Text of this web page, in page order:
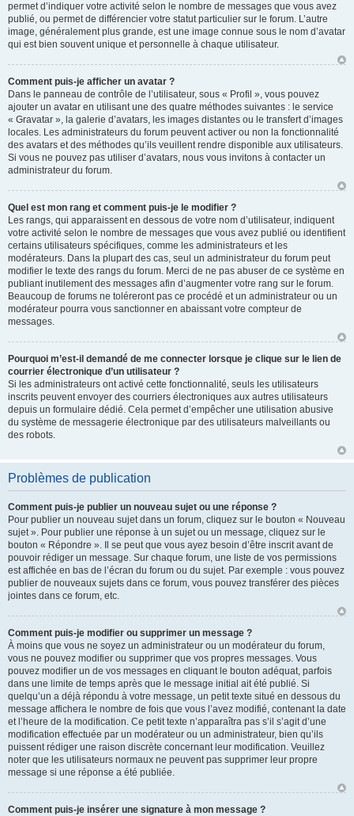
permet d’indiquer votre activité selon le nombre de messages que vous avez
publié, ou permet de différencier votre statut particulier sur le forum. L’autre
image, généralement plus grande, est une image connue sous le nom d’avatar
qui est bien souvent unique et personnelle à chaque utilisateur.
Comment puis-je afficher un avatar ?
Dans le panneau de contrôle de l’utilisateur, sous « Profil », vous pouvez
ajouter un avatar en utilisant une des quatre méthodes suivantes : le service
« Gravatar », la galerie d’avatars, les images distantes ou le transfert d’images
locales. Les administrateurs du forum peuvent activer ou non la fonctionnalité
des avatars et des méthodes qu’ils veuillent rendre disponible aux utilisateurs.
Si vous ne pouvez pas utiliser d’avatars, nous vous invitons à contacter un
administrateur du forum.
Quel est mon rang et comment puis-je le modifier ?
Les rangs, qui apparaissent en dessous de votre nom d’utilisateur, indiquent
votre activité selon le nombre de messages que vous avez publié ou identifient
certains utilisateurs spécifiques, comme les administrateurs et les
modérateurs. Dans la plupart des cas, seul un administrateur du forum peut
modifier le texte des rangs du forum. Merci de ne pas abuser de ce système en
publiant inutilement des messages afin d’augmenter votre rang sur le forum.
Beaucoup de forums ne toléreront pas ce procédé et un administrateur ou un
modérateur pourra vous sanctionner en abaissant votre compteur de
messages.
Pourquoi m’est-il demandé de me connecter lorsque je clique sur le lien de
courrier électronique d’un utilisateur ?
Si les administrateurs ont activé cette fonctionnalité, seuls les utilisateurs
inscrits peuvent envoyer des courriers électroniques aux autres utilisateurs
depuis un formulaire dédié. Cela permet d’empêcher une utilisation abusive
du système de messagerie électronique par des utilisateurs malveillants ou
des robots.
Problèmes de publication
Comment puis-je publier un nouveau sujet ou une réponse ?
Pour publier un nouveau sujet dans un forum, cliquez sur le bouton « Nouveau
sujet ». Pour publier une réponse à un sujet ou un message, cliquez sur le
bouton « Répondre ». Il se peut que vous ayez besoin d’être inscrit avant de
pouvoir rédiger un message. Sur chaque forum, une liste de vos permissions
est affichée en bas de l’écran du forum ou du sujet. Par exemple : vous pouvez
publier de nouveaux sujets dans ce forum, vous pouvez transférer des pièces
jointes dans ce forum, etc.
Comment puis-je modifier ou supprimer un message ?
À moins que vous ne soyez un administrateur ou un modérateur du forum,
vous ne pouvez modifier ou supprimer que vos propres messages. Vous
pouvez modifier un de vos messages en cliquant le bouton adéquat, parfois
dans une limite de temps après que le message initial ait été publié. Si
quelqu’un a déjà répondu à votre message, un petit texte situé en dessous du
message affichera le nombre de fois que vous l’avez modifié, contenant la date
et l’heure de la modification. Ce petit texte n’apparaîtra pas s’il s’agit d’une
modification effectuée par un modérateur ou un administrateur, bien qu’ils
puissent rédiger une raison discrète concernant leur modification. Veuillez
noter que les utilisateurs normaux ne peuvent pas supprimer leur propre
message si une réponse a été publiée.
Comment puis-je insérer une signature à mon message ?